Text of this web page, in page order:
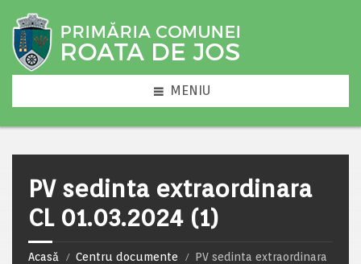
MENIU
PV sedinta extraordinara
CL 01.03.2024 (1)
Acasă Centru documente
PV sedinta extraordinara